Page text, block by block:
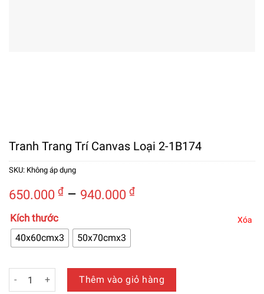
Tranh Trang Trí Canvas Loại 2-1B174
SKU: Không áp dụng
650.000 ₫ – 940.000 ₫Khoảng
940.000 ₫
Kích thước
40x60cmx3 50x70cmx3
Xóa
Tranh Trang Trí Canvas Loại 2-1B174 số lượng
Thêm vào giỏ hàng